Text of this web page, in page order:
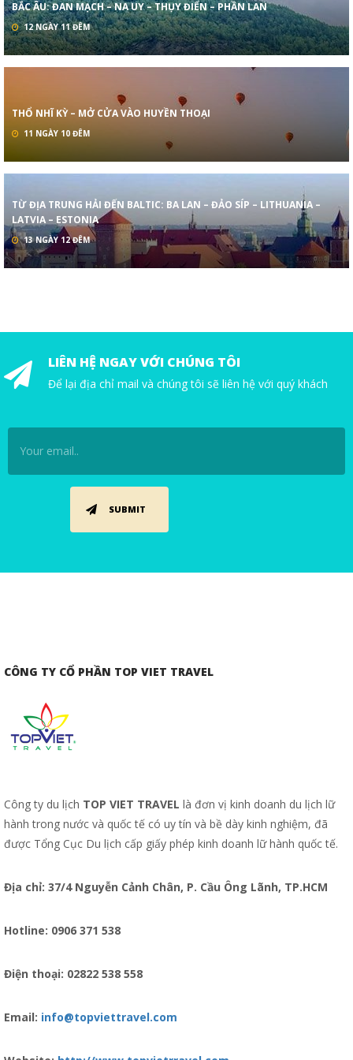
BẮC ÂU: ĐAN MẠCH – NA UY – THỤY ĐIỂN – PHẦN LAN
12 NGÀY 11 ĐÊM
THỔ NHĨ KỲ – MỞ CỬA VÀO HUYỀN THOẠI
11 NGÀY 10 ĐÊM
TỪ ĐỊA TRUNG HẢI ĐẾN BALTIC: BA LAN – ĐẢO SÍP – LITHUANIA –
LATVIA – ESTONIA
13 NGÀY 12 ĐÊM
LIÊN HỆ NGAY VỚI CHÚNG TÔI
Để lại địa chỉ mail và chúng tôi sẽ liên hệ với quý khách
CÔNG TY CỔ PHẦN TOP VIET TRAVEL
Công ty du lịch TOP VIET TRAVEL là đơn vị kinh doanh du lịch lữ
hành trong nước và quốc tế có uy tín và bề dày kinh nghiệm, đã
được Tổng Cục Du lịch cấp giấy phép kinh doanh lữ hành quốc tế.
Địa chỉ: 37/4 Nguyễn Cảnh Chân, P. Cầu Ông Lãnh, TP.HCM
Hotline: 0906 371 538
Điện thoại: 02822 538 558
Email: info@topviettravel.com